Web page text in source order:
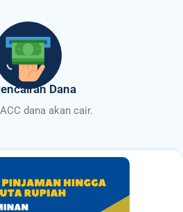
Dana
dana akan cair.